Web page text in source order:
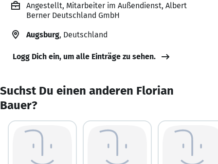
Angestellt, Mitarbeiter im Außendienst, Albert
Berner Deutschland GmbH
Augsburg, Deutschland
Logg Dich ein, um alle Einträge zu sehen.
Suchst Du einen anderen Florian
Bauer?